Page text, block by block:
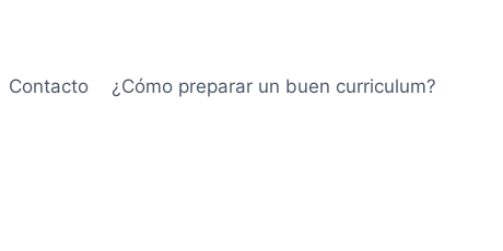
Contacto ¿Cómo preparar un buen curriculum?